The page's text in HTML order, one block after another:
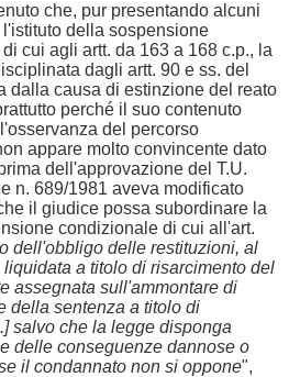
che, pur presentando alcuni
della sospensione
cui agli artt. da 163 a 168 c.p., la
dagli artt. 90 e ss. del
dalla causa di estinzione del reato
perché il suo contenuto
del percorso
appare molto convincente dato
dell'approvazione del T.U.
n. 689/1981 aveva modificato
il giudice possa subordinare la
condizionale di cui all'art.
dell'obbligo delle restituzioni, al
a titolo di risarcimento del
assegnata sull'ammontare di
della sentenza a titolo di
salvo che la legge disponga
delle conseguenze dannose o
il condannato non si oppone",